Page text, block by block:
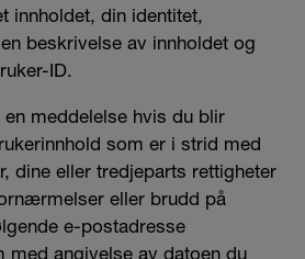
innholdet, din identitet,
beskrivelse av innholdet og
ID.
meddelelse hvis du blir
som er i strid med
dine eller tredjeparts rettigheter
eller brudd på
e-postadresse
med angivelse av datoen du